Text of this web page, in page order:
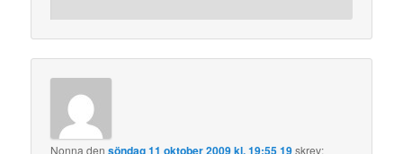
Nonnaden skrev: